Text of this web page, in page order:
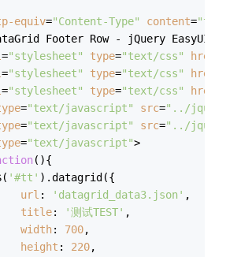
equiv="Content-Type" content=
Footer Row - jQuery EasyUI
="stylesheet" type="text/css" href
="stylesheet" type="text/css" href
="stylesheet" type="text/css" href
="text/javascript" src="../
="text/javascript" src="../
="text/javascript">
( ){
$(
'#tt' ).datagrid({
url : 'datagrid_data3.json' ,
title: '测试TEST' ,
width: 700,
height : 220,